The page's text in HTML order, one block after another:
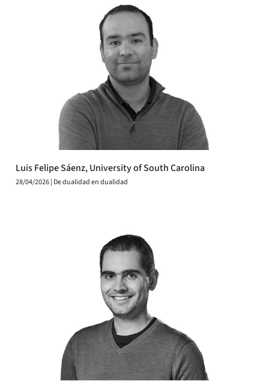
Luis Felipe Sáenz, University of South Carolina
28/04/2026 | De dualidad en dualidad